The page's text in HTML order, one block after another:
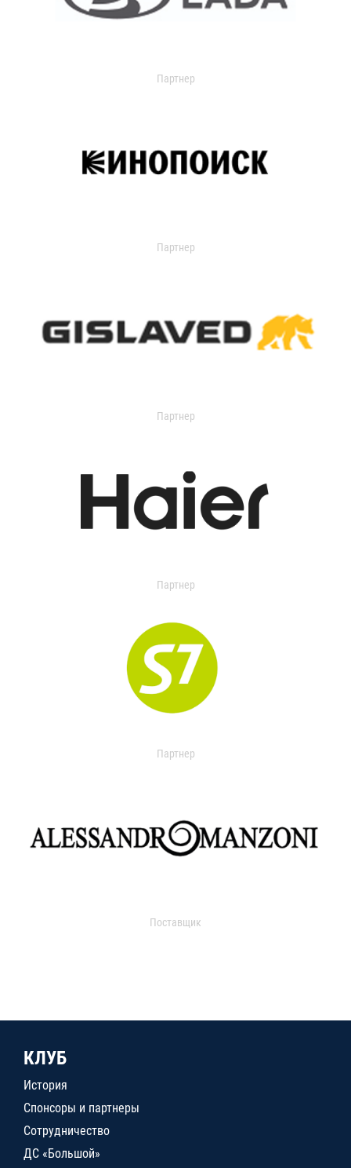
Партнер
Партнер
Партнер
Партнер
Партнер
Поставщик
КЛУБ
История
Спонсоры и партнеры
Сотрудничество
ДС «Большой»